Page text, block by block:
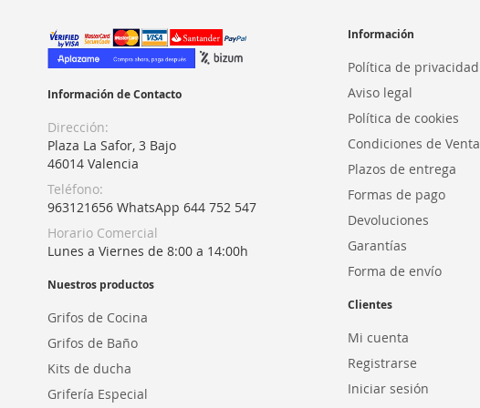
Información de Contacto
Dirección:
Plaza La Safor, 3 Bajo
46014 Valencia
Teléfono:
963121656 WhatsApp 644 752 547
Horario Comercial
Lunes a Viernes de 8:00 a 14:00h
Nuestros productos
Grifos de Cocina
Grifos de Baño
Kits de ducha
Grifería Especial
Información
Política de privacidad
Aviso legal
Política de cookies
Condiciones de Venta
Plazos de entrega
Formas de pago
Devoluciones
Garantías
Forma de envío
Clientes
Mi cuenta
Registrarse
Iniciar sesión